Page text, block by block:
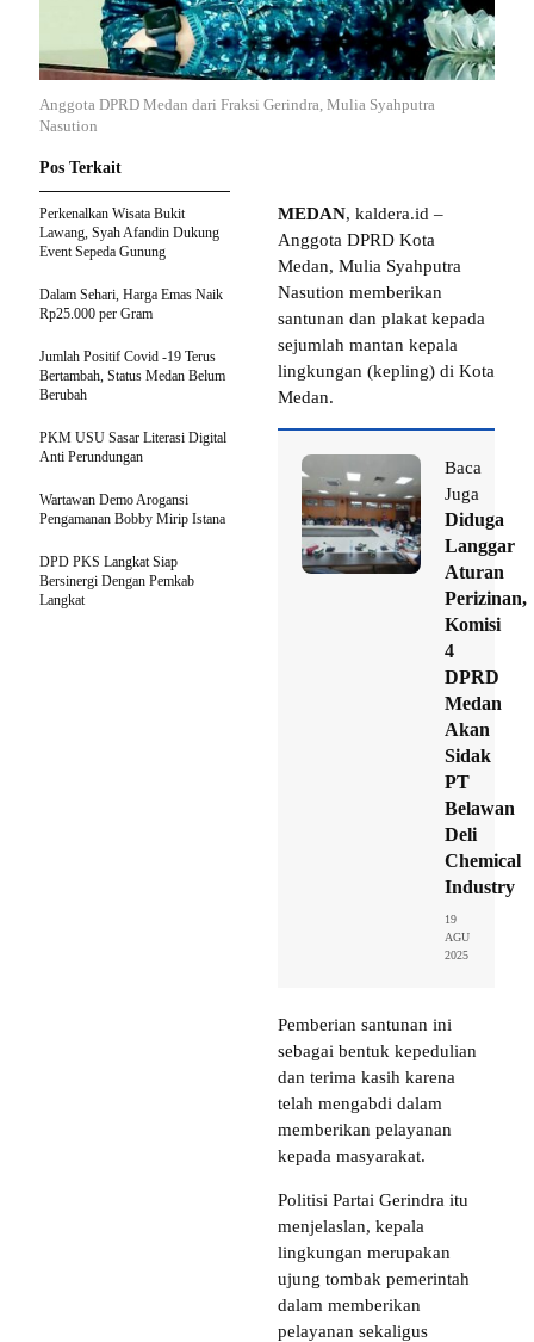
Anggota DPRD Medan dari Fraksi Gerindra, Mulia Syahputra
Nasution
MEDAN, kaldera.id –
Anggota DPRD Kota
Medan, Mulia Syahputra
Nasution memberikan
santunan dan plakat kepada
sejumlah mantan kepala
lingkungan (kepling) di Kota
Medan.
Baca
Juga
Diduga
Langgar
Aturan
Perizinan,
Komisi
4
DPRD
Medan
Akan
Sidak
PT
Belawan
Deli
Chemical
Industry
19
AGU
2025
Pemberian santunan ini
sebagai bentuk kepedulian
dan terima kasih karena
telah mengabdi dalam
memberikan pelayanan
kepada masyarakat.
Politisi Partai Gerindra itu
menjelaslan, kepala
lingkungan merupakan
ujung tombak pemerintah
dalam memberikan
pelayanan sekaligus
Pos Terkait
Perkenalkan Wisata Bukit
Lawang, Syah Afandin Dukung
Event Sepeda Gunung
Dalam Sehari, Harga Emas Naik
Rp25.000 per Gram
Jumlah Positif Covid -19 Terus
Bertambah, Status Medan Belum
Berubah
PKM USU Sasar Literasi Digital
Anti Perundungan
Wartawan Demo Arogansi
Pengamanan Bobby Mirip Istana
DPD PKS Langkat Siap
Bersinergi Dengan Pemkab
Langkat